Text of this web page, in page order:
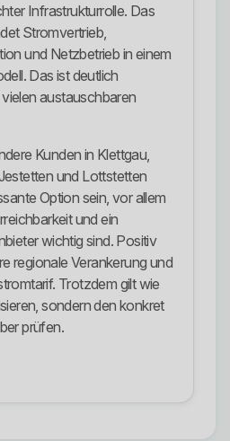
Infrastrukturrolle. Das
Stromvertrieb,
und Netzbetrieb in einem
Das ist deutlich
austauschbaren
Kunden in Klettgau,
und Lottstetten
Option sein, vor allem
und ein
wichtig sind. Positiv
regionale Verankerung und
Trotzdem gilt wie
sondern den konkret
prüfen.